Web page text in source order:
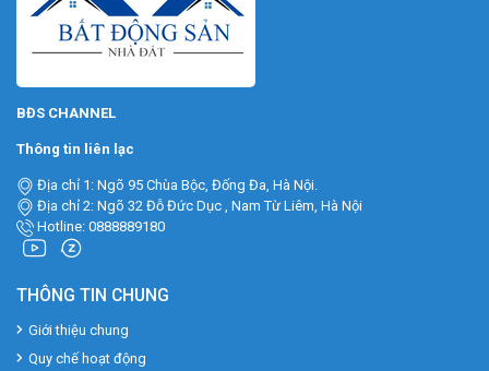
BĐS CHANNEL
Thông tin liên lạc
Địa chỉ 1: Ngõ 95 Chùa Bộc, Đống Đa, Hà Nội.
Địa chỉ 2: Ngõ 32 Đỗ Đức Dục , Nam Từ Liêm, Hà Nội
Hotline: 0888889180
THÔNG TIN CHUNG
Giới thiệu chung
Quy chế hoạt động